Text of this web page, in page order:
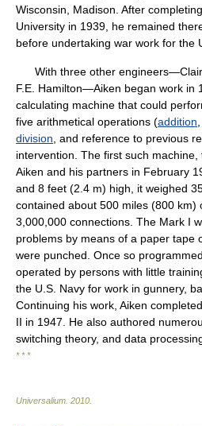
Wisconsin, Madison. After
University in 1939, he remained
before undertaking war work for the
With three other engineers—Clair
F.E. Hamilton—Aiken began work in
calculating machine that could
five arithmetical operations (addition
division , and reference to previous
intervention. The first such
Aiken and his partners in February
and 8 feet (2.4 m) high, it weighed
contained about 500 miles (800 km)
3,000,000 connections. The Mark I
problems by means of a paper tape
were punched. Once so
operated by persons with little
the U.S. Navy for work in gunnery,
Continuing his work, Aiken
II in 1947. He also authored
switching theory, and data
* * *
Universalium 2010